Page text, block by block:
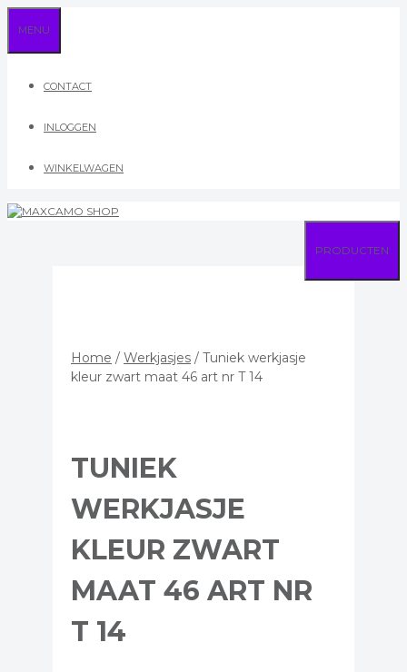
naar
de
MENU
CONTACT
INLOGGEN
WINKELWAGEN
PRODUCTEN
Home / Werkjasjes / Tuniek werkjasje
kleur zwart maat 46 art nr T 14
TUNIEK
WERKJASJE
KLEUR ZWART
MAAT 46 ART NR
T 14